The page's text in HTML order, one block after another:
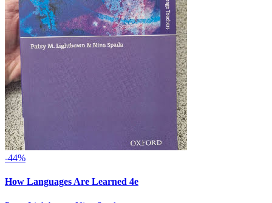
-44%
How Languages Are Learned 4e